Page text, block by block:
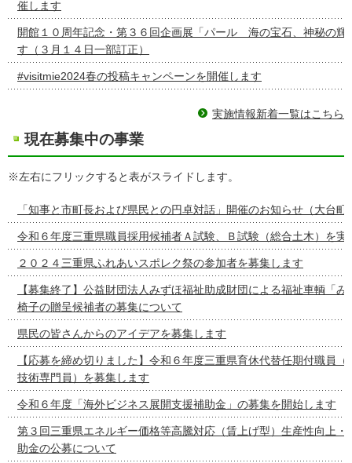
催します
開館１０周年記念・第３６回企画展「パール 海の宝石、神秘の輝
す（３月１４日一部訂正）
#visitmie2024春の投稿キャンペーンを開催します
実施情報新着一覧はこちら
現在募集中の事業
※左右にフリックすると表がスライドします。
「知事と市町長および県民との円卓対話」開催のお知らせ（大台町
令和６年度三重県職員採用候補者Ａ試験、Ｂ試験（総合土木）を実
２０２４三重県ふれあいスポレク祭の参加者を募集します
【募集終了】公益財団法人みずほ福祉助成財団による福祉車輌「
椅子の贈呈候補者の募集について
県民の皆さんからのアイデアを募集します
【応募を締め切りました】令和６年度三重県育休代替任期付職員
技術専門員）を募集します
令和６年度「海外ビジネス展開支援補助金」の募集を開始します
第３回三重県エネルギー価格等高騰対応（賃上げ型）生産性向上・
助金の公募について